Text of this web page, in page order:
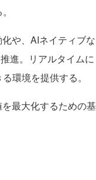
や、AIネイティブな
進。リアルタイムに
環境を提供する。
最大化するための基